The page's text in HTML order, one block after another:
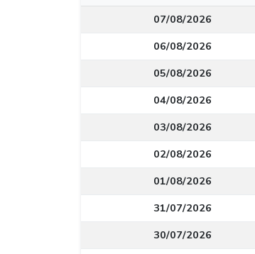
07/08/2026
06/08/2026
05/08/2026
04/08/2026
03/08/2026
02/08/2026
01/08/2026
31/07/2026
30/07/2026